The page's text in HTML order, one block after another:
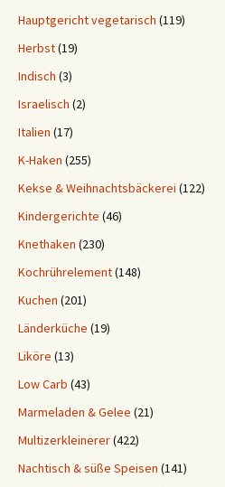
Hauptgericht vegetarisch (119)
Herbst(19)
Indisch (3)
Israelisch (2)
Italien (17)
K-Haken (255)
Kekse & Weihnachtsbäckerei (122)
Kindergerichte (46)
Knethaken (230)
Kochrührelement(148)
Kuchen (201)
Länderküche (19)
Liköre (13)
Low Carb (43)
Marmeladen & Gelee (21)
Multizerkleinerer(422)
Nachtisch & süße Speisen (141)